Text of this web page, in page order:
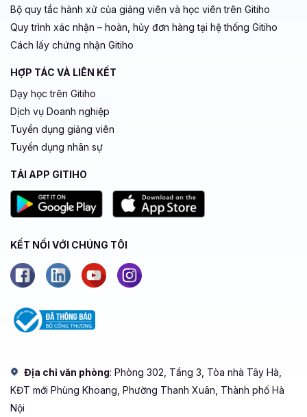
Bộ quy tắc hành xử của giảng viên và học viên trên Gitiho
Quy trình xác nhận – hoàn, hủy đơn hàng tại hệ thống Gitiho
Cách lấy chứng nhận Gitiho
HỢP TÁC VÀ LIÊN KẾT
Dạy học trên Gitiho
Dịch vụ Doanh nghiệp
Tuyển dụng giảng viên
Tuyển dụng nhân sự
TẢI APP GITIHO
KẾT NỐI VỚI CHÚNG TÔI
Địa chỉ văn phòng: Phòng 302, Tầng 3, Tòa nhà Tây Hà,
KĐT mới Phùng Khoang, Phường Thanh Xuân, Thành phố Hà
Nội